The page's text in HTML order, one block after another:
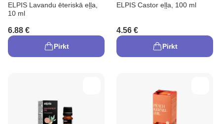
ELPIS Lavandu ēteriskā eļļa,
10 ml
6.88 €
Pirkt
ELPIS Castor eļļa, 100 ml
4.56 €
Pirkt